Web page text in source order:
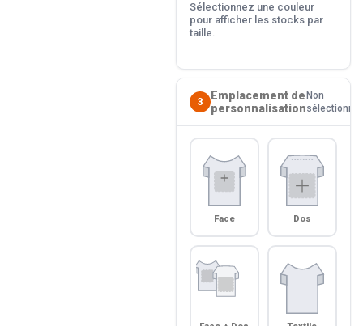
Sélectionnez une couleur
pour afficher les stocks par
taille.
3
Emplacement de
personnalisation
Non
sélectionné
Face Dos